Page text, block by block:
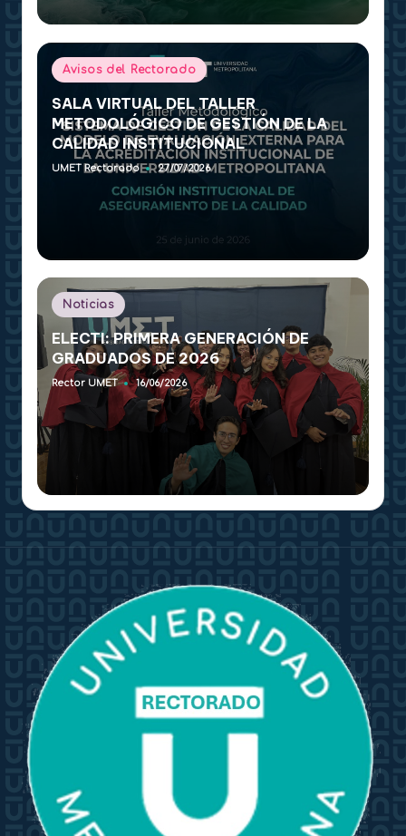
Publicado
en
Avisos del Rectorado
SALA VIRTUAL DEL TALLER
METODOLÓGICO DE GESTIÓN DE LA
CALIDAD INSTITUCIONAL
Publicado
UMET Rectorado 27/07/2026
Publicado
en
Noticias
ELECTI: PRIMERA GENERACIÓN DE
GRADUADOS DE 2026
Publicado
Rector UMET 16/06/2026